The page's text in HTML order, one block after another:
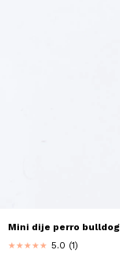
Mini dije perro bulldog
★★★★★ 5.0 (1)